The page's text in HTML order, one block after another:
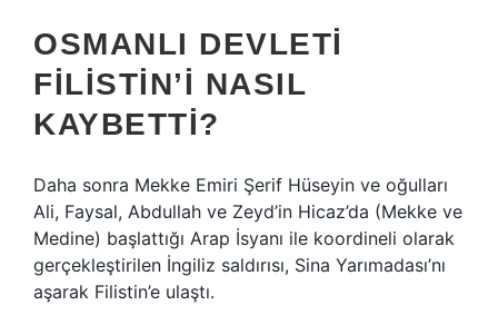
OSMANLI DEVLETI
FILISTIN’I NASIL
KAYBETTI?
Daha sonra Mekke Emiri Şerif Hüseyin ve oğulları
Ali, Faysal, Abdullah ve Zeyd’in Hicaz’da (Mekke ve
Medine) başlattığı Arap İsyanı ile koordineli olarak
gerçekleştirilen İngiliz saldırısı, Sina Yarımadası’nı
aşarak Filistin’e ulaştı.